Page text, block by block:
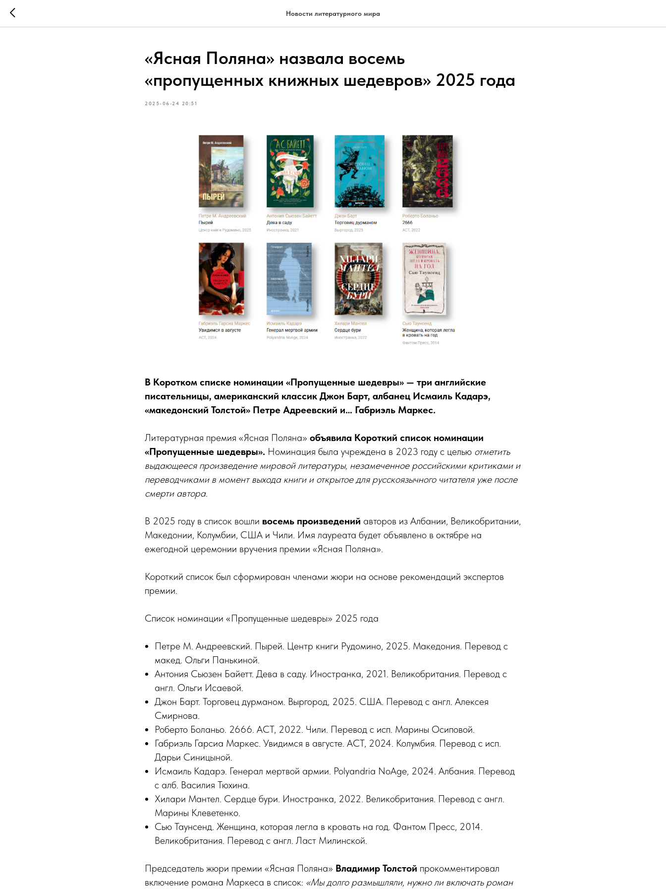
Новости литературного мира
«Ясная Поляна» назвала восемь
«пропущенных книжных шедевров» 2025 года
2025-06-24 20:51
В Коротком списке номинации «Пропущенные шедевры» — три английские
писательницы, американский классик Джон Барт, албанец Исмаиль Кадарэ,
«македонский Толстой» Петре Адреевский и… Габриэль Маркес.
Литературная премия «Ясная Поляна» объявила Короткий список номинации
«Пропущенные шедевры». Номинация была учреждена в 2023 году с целью отметить
выдающееся произведение мировой литературы, незамеченное российскими критиками и
переводчиками в момент выхода книги и открытое для русскоязычного читателя уже после
смерти автора.
В 2025 году в список вошли восемь произведений авторов из Албании, Великобритании,
Македонии, Колумбии, США и Чили. Имя лауреата будет объявлено в октябре на
ежегодной церемонии вручения премии «Ясная Поляна».
Короткий список был сформирован членами жюри на основе рекомендаций экспертов
премии.
Список номинации «Пропущенные шедевры» 2025 года
Петре М. Андреевский. Пырей. Центр книги Рудомино, 2025. Македония. Перевод с
макед. Ольги Панькиной.
Антония Сьюзен Байетт. Дева в саду. Иностранка, 2021. Великобритания. Перевод с
англ. Ольги Исаевой.
Джон Барт. Торговец дурманом. Выргород, 2025. США. Перевод с англ. Алексея
Смирнова.
Роберто Боланьо. 2666. АСТ, 2022. Чили. Перевод с исп. Марины Осиповой.
Габриэль Гарсиа Маркес. Увидимся в августе. АСТ, 2024. Колумбия. Перевод с исп.
Дарьи Синицыной.
Исмаиль Кадарэ. Генерал мертвой армии. Polyandria NoAge, 2024. Албания. Перевод
с алб. Василия Тюхина.
Хилари Мантел. Сердце бури. Иностранка, 2022. Великобритания. Перевод с англ.
Марины Клеветенко.
Сью Таунсенд. Женщина, которая легла в кровать на год. Фантом Пресс, 2014.
Великобритания. Перевод с англ. Ласт Милинской.
Председатель жюри премии «Ясная Поляна» Владимир Толстой прокомментировал
включение романа Маркеса в список: «Мы долго размышляли, нужно ли включать роман